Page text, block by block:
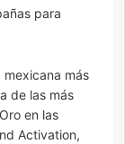
para
más
de las más
en las
Activation,